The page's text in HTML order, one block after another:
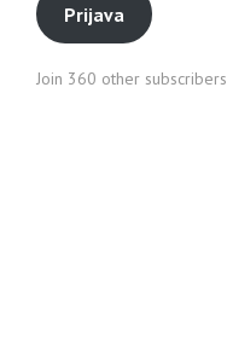
Prijava
Join 360 other subscribers